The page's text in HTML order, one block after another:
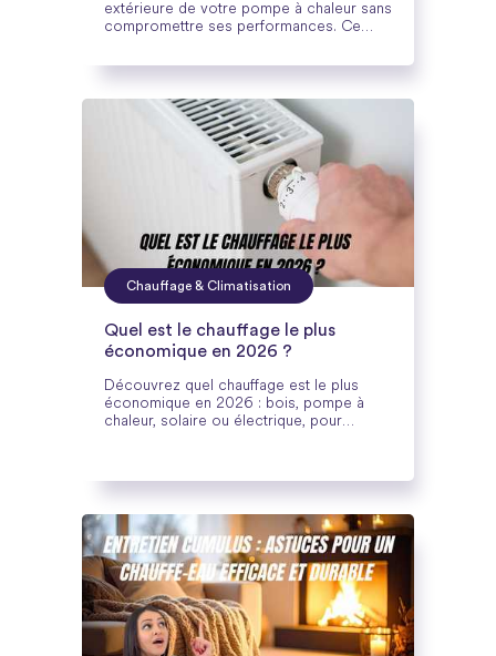
extérieure de votre pompe à chaleur sans
compromettre ses performances. Ce
fonctionnel.
Chauffage & Climatisation
Quel est le chauffage le plus
économique en 2026 ?
Découvrez quel chauffage est le plus
économique en 2026 : bois, pompe à
chaleur, solaire ou électrique, pour